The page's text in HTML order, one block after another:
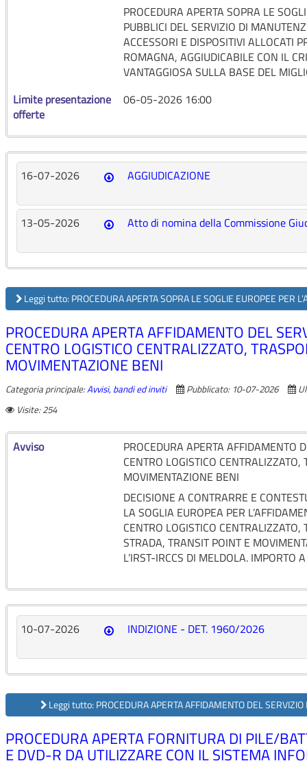
PROCEDURA APERTA SOPRA LE
PUBBLICI DEL SERVIZIO DI
ACCESSORI E DISPOSITIVI ALLOCATI
ROMAGNA, AGGIUDICABILE CON IL
VANTAGGIOSA SULLA BASE DEL
Limite presentazione
offerte
06-05-2026 16:00
16-07-2026 AGGIUDICAZIONE
13-05-2026 Atto di nomina della Commissione
Leggi tutto: PROCEDURA APERTA SOPRA LE SOGLIE EUROPEE PER
PROCEDURA APERTA AFFIDAMENTO DEL
CENTRO LOGISTICO CENTRALIZZATO,
MOVIMENTAZIONE BENI
Categoria principale:Avvisi, bandi ed inviti Pubblicato: 10-07-2026
Visite: 254
Avviso
PROCEDURA APERTA AFFIDAMENTO
CENTRO LOGISTICO
MOVIMENTAZIONE BENI
DECISIONE A CONTRARRE E
LA SOGLIA EUROPEA PER
CENTRO LOGISTICO CENTRALIZZATO,
STRADA, TRANSIT POINT E
L’IRST-IRCCS DI MELDOLA.
10-07-2026 INDIZIONE - DET. 1960/2026
Leggi tutto: PROCEDURA APERTA AFFIDAMENTO DEL SERVIZIO
PROCEDURA APERTA FORNITURA DI PILE/
E DVD-R DA UTILIZZARE CON IL SISTEMA